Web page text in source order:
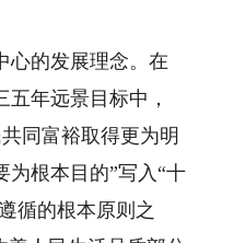
的发展理念。在
年远景目标中，
同富裕取得更为明
为根本目的”写入“十
循的根本原则之